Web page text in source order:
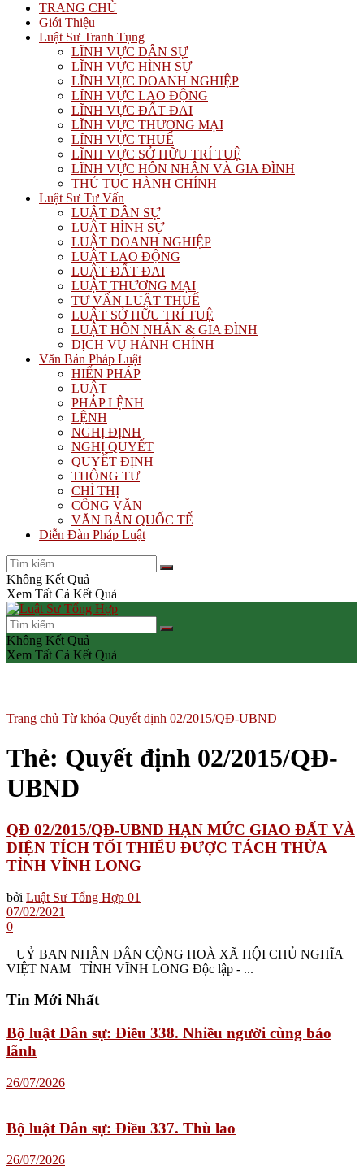
TRANG CHỦ
Giới Thiệu
Luật Sư Tranh Tụng
LĨNH VỰC DÂN SỰ
LĨNH VỰC HÌNH SỰ
LĨNH VỰC DOANH NGHIỆP
LĨNH VỰC LAO ĐỘNG
LĨNH VỰC ĐẤT ĐAI
LĨNH VỰC THƯƠNG MẠI
LĨNH VỰC THUẾ
LĨNH VỰC SỞ HỮU TRÍ TUỆ
LĨNH VỰC HÔN NHÂN VÀ GIA ĐÌNH
THỦ TỤC HÀNH CHÍNH
Luật Sư Tư Vấn
LUẬT DÂN SỰ
LUẬT HÌNH SỰ
LUẬT DOANH NGHIỆP
LUẬT LAO ĐỘNG
LUẬT ĐẤT ĐAI
LUẬT THƯƠNG MẠI
TƯ VẤN LUẬT THUẾ
LUẬT SỞ HỮU TRÍ TUỆ
LUẬT HÔN NHÂN & GIA ĐÌNH
DỊCH VỤ HÀNH CHÍNH
Văn Bản Pháp Luật
HIẾN PHÁP
LUẬT
PHÁP LỆNH
LỆNH
NGHỊ ĐỊNH
NGHỊ QUYẾT
QUYẾT ĐỊNH
THÔNG TƯ
CHỈ THỊ
CÔNG VĂN
VĂN BẢN QUỐC TẾ
Diễn Đàn Pháp Luật
Không Kết Quả
Xem Tất Cả Kết Quả
Không Kết Quả
Xem Tất Cả Kết Quả
Trang chủ Từ khóa Quyết định 02/2015/QĐ-UBND
Thẻ: Quyết định 02/2015/QĐ-
UBND
QĐ 02/2015/QĐ-UBND HẠN MỨC GIAO ĐẤT VÀ
DIỆN TÍCH TỐI THIỂU ĐƯỢC TÁCH THỬA
TỈNH VĨNH LONG
bởi Luật Sư Tổng Hợp 01
07/02/2021
0
UỶ BAN NHÂN DÂN CỘNG HOÀ XÃ HỘI CHỦ NGHĨA
VIỆT NAM TỈNH VĨNH LONG Độc lập - ...
Tin Mới Nhất
Bộ luật Dân sự: Điều 338. Nhiều người cùng bảo
lãnh
26/07/2026
Bộ luật Dân sự: Điều 337. Thù lao
26/07/2026